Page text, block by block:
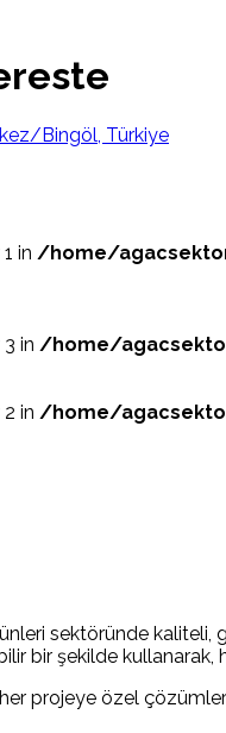
Bingöl, Türkiye
in /home/
in /home/
in /home/
sektöründe kaliteli,
bir şekilde
her projeye özel